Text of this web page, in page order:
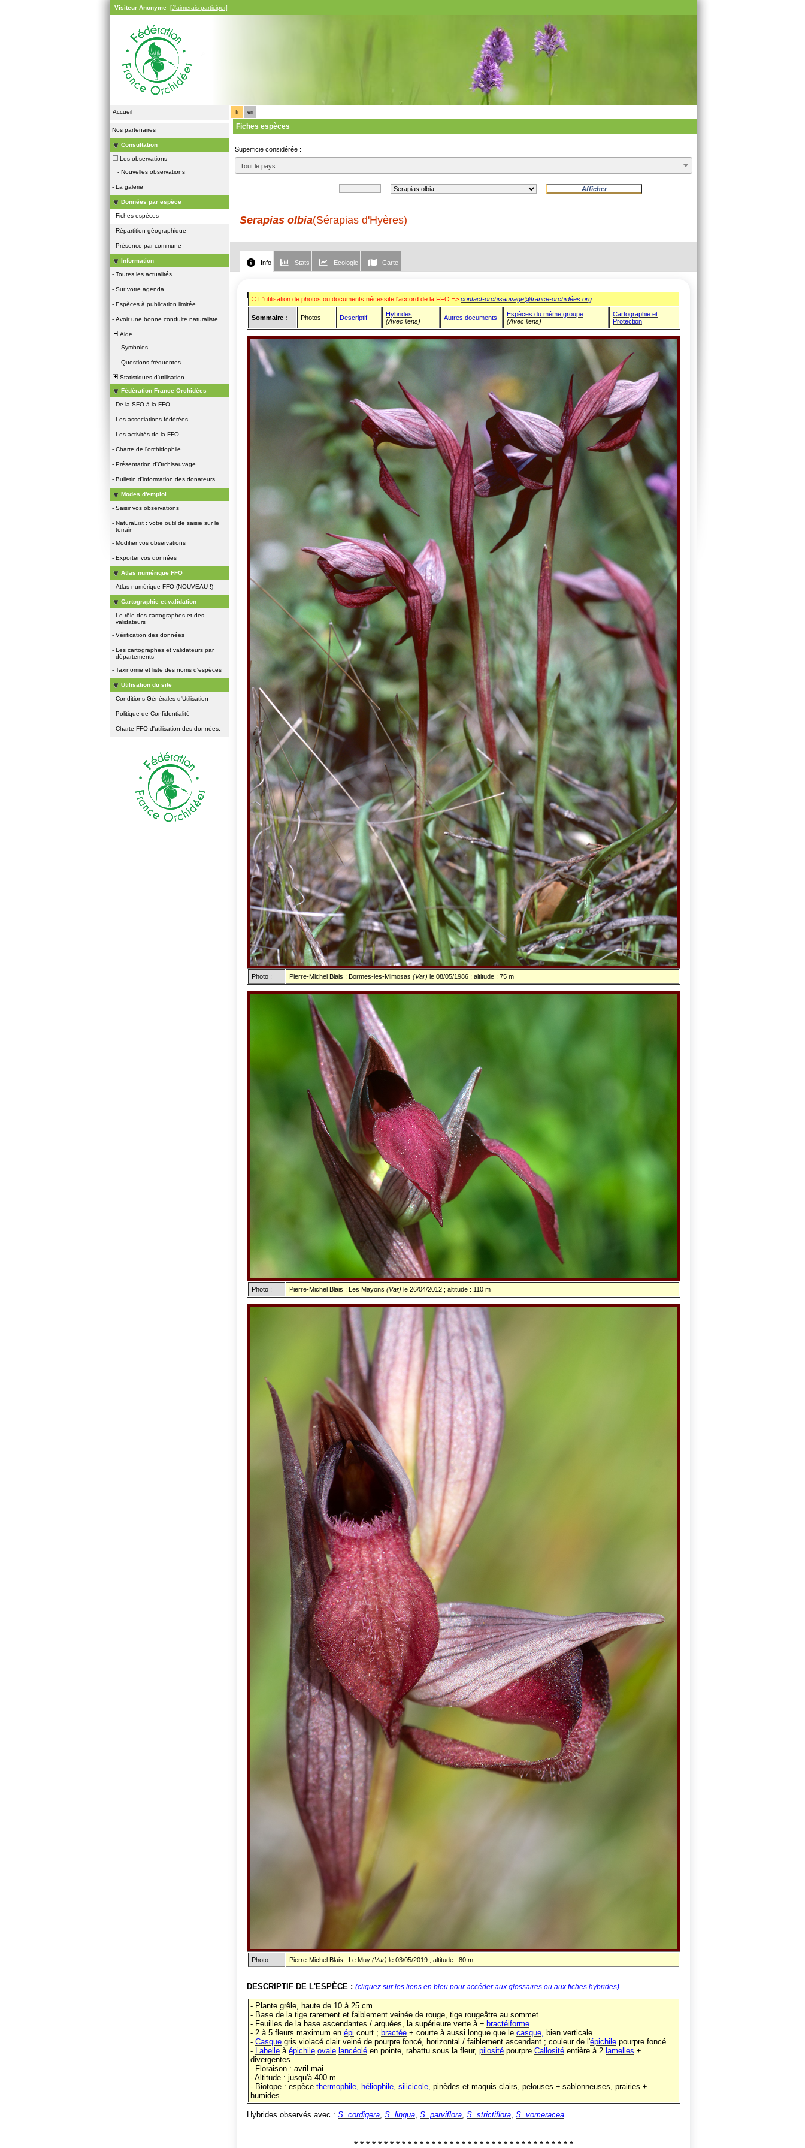
Visiteur Anonyme [J'aimerais participer]
Accueil
Nos partenaires
Consultation
Les observations
- Nouvelles observations
- La galerie
Données par espèce
- Fiches espèces
- Répartition géographique
- Présence par commune
Information
- Toutes les actualités
- Sur votre agenda
- Espèces à publication limitée
- Avoir une bonne conduite naturaliste
Aide
- Symboles
- Questions fréquentes
Statistiques d'utilisation
Fédération France Orchidées
- De la SFO à la FFO
- Les associations fédérées
- Les activités de la FFO
- Charte de l'orchidophile
- Présentation d'Orchisauvage
- Bulletin d'information des donateurs
Modes d'emploi
- Saisir vos observations
- NaturaList : votre outil de saisie sur le
terrain
- Modifier vos observations
- Exporter vos données
Atlas numérique FFO
- Atlas numérique FFO (NOUVEAU !)
Cartographie et validation
- Le rôle des cartographes et des
validateurs
- Vérification des données
- Les cartographes et validateurs par
départements
- Taxinomie et liste des noms d'espèces
Utilisation du site
- Conditions Générales d'Utilisation
- Politique de Confidentialité
- Charte FFO d'utilisation des données.
fr en
Fiches espèces
Superficie considérée :
Tout le pays
Serapias olbia(Sérapias d'Hyères)
Info Stats Ecologie Carte
Famille : Orchidées
© L"utilisation de photos ou documents nécessite l'accord de la FFO => contact-orchisauvage@france-orchidées.org
Sommaire : Photos Descriptif
Hybrides
(Avec liens)
Autres documents
Espèces du même groupe
(Avec liens)
Cartographie et
Protection
Photo : Pierre-Michel Blais ; Bormes-les-Mimosas (Var) le 08/05/1986 ; altitude : 75 m
Photo : Pierre-Michel Blais ; Les Mayons (Var) le 26/04/2012 ; altitude : 110 m
Photo : Pierre-Michel Blais ; Le Muy (Var) le 03/05/2019 ; altitude : 80 m
DESCRIPTIF DE L'ESPÈCE : (cliquez sur les liens en bleu pour accéder aux glossaires ou aux fiches hybrides)
- Plante grêle, haute de 10 à 25 cm
- Base de la tige rarement et faiblement veinée de rouge, tige rougeâtre au sommet
- Feuilles de la base ascendantes / arquées, la supérieure verte à ± bractéiforme
- 2 à 5 fleurs maximum en épi court ; bractée + courte à aussi longue que le casque, bien verticale
- Casque gris violacé clair veiné de pourpre foncé, horizontal / faiblement ascendant ; couleur de l'épichile pourpre foncé
- Labelle à épichile ovale lancéolé en pointe, rabattu sous la fleur, pilosité pourpre Callosité entière à 2 lamelles ±
divergentes
- Floraison : avril mai
- Altitude : jusqu'à 400 m
- Biotope : espèce thermophile, héliophile, silicicole, pinèdes et maquis clairs, pelouses ± sablonneuses, prairies ±
humides
Hybrides observés avec : S. cordigera, S. lingua, S. parviflora, S. strictiflora, S. vomeracea
* * * * * * * * * * * * * * * * * * * * * * * * * * * * * * * * * * * * *